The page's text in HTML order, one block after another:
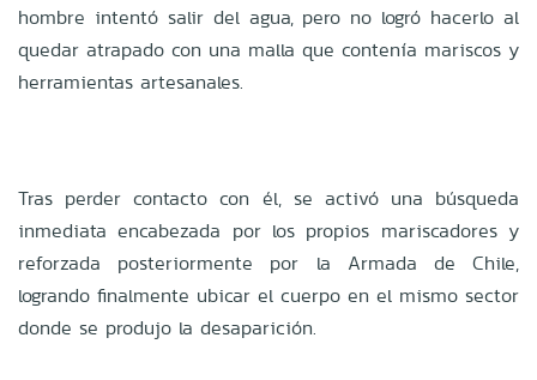
hombre intentó salir del agua, pero no logró hacerlo al
quedar atrapado con una malla que contenía mariscos y
herramientas artesanales.
Tras perder contacto con él, se activó una búsqueda
inmediata encabezada por los propios mariscadores y
reforzada posteriormente por la Armada de Chile,
logrando finalmente ubicar el cuerpo en el mismo sector
donde se produjo la desaparición.